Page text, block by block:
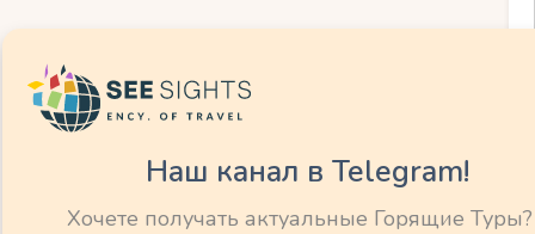
(Дубай)Наш канал в Telegram!
Хочете получать актуальные Горящие